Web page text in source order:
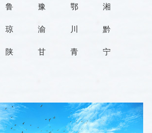
鲁 豫 鄂
湘
琼 渝 川
黔
陕 甘 青
宁